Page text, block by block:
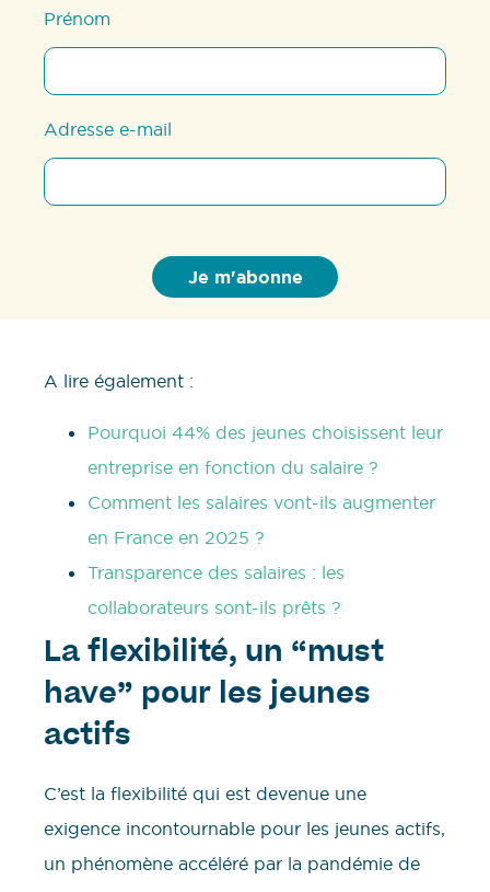
Prénom
Adresse e-mail
A lire également :
Pourquoi 44% des jeunes choisissent leur
entreprise en fonction du salaire ?
Comment les salaires vont-ils augmenter
en France en 2025 ?
Transparence des salaires : les
collaborateurs sont-ils prêts ?
La flexibilité, un “must
have” pour les jeunes
actifs
C’est la flexibilité qui est devenue une
exigence incontournable pour les jeunes actifs,
un phénomène accéléré par la pandémie de